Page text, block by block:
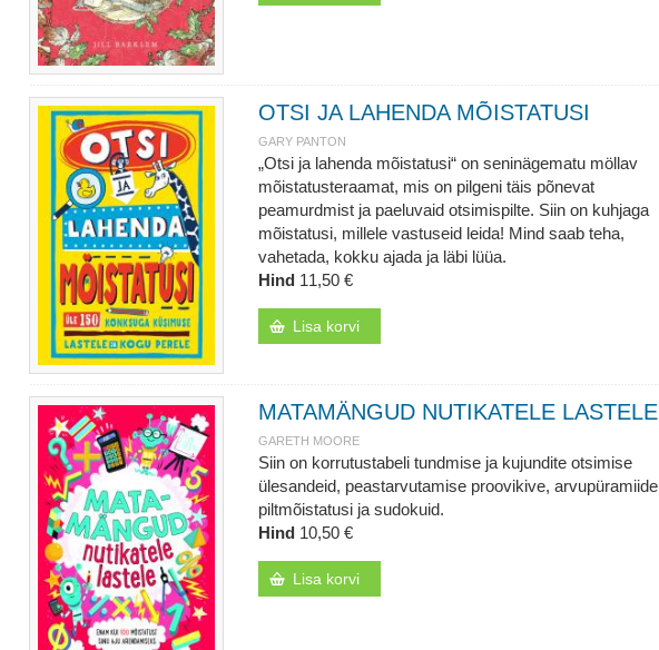
OTSI JA LAHENDA MÕISTATUSI
GARY PANTON
„Otsi ja lahenda mõistatusi“ on seninägematu möllav
mõistatusteraamat, mis on pilgeni täis põnevat
peamurdmist ja paeluvaid otsimispilte. Siin on kuhjaga
mõistatusi, millele vastuseid leida! Mind saab teha,
vahetada, kokku ajada ja läbi lüüa.
Hind 11,50 €
Lisa korvi
MATAMÄNGUD NUTIKATELE LASTELE
GARETH MOORE
Siin on korrutustabeli tundmise ja kujundite otsimise
ülesandeid, peastarvutamise proovikive,
piltmõistatusi ja sudokuid.
Hind 10,50 €
Lisa korvi